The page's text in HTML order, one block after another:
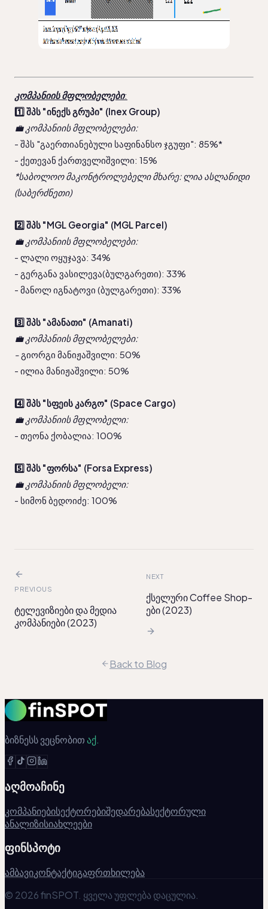
კომპანიის მფლობელები:
1️⃣ შპს "ინექს გრუპი" (Inex Group)
💼 კომპანიის მფლობელები:
- შპს "გაერთიანებული საფინანსო ჯგუფი": 85%*
- ქეთევან ქართველიშვილი: 15%
*საბოლოო მაკონტროლებელი მხარე: ლია ასლანიდი
(საბერძნეთი)
2️⃣ შპს "MGL Georgia" (MGL Parcel)
💼 კომპანიის მფლობელები:
- ლალი ოყუჯავა: 34%
- გერგანა ვასილევა(ბულგარეთი): 33%
- მანოლ იგნატოვი (ბულგარეთი): 33%
3️⃣ შპს "ამანათი" (Amanati)
💼 კომპანიის მფლობელები:
- გიორგი მანიჟაშვილი: 50%
- ილია მანიჟაშვილი: 50%
4️⃣ შპს "სფეის კარგო" (Space Cargo)
💼 კომპანიის მფლობელი:
- თეონა ქობალია: 100%
5️⃣ შპს "ფორსა" (Forsa Express)
💼 კომპანიის მფლობელი:
- სიმონ ბედოიძე: 100%
PREVIOUS
ტელევიზიები და მედია
კომპანიები (2023)
NEXT
ქსელური Coffee Shop-
ები (2023)
Back to Blog
ბიზნესს ვეცნობითაქ.
აღმოაჩინე
კომპანიებისექტორებიშედარებასექტორული
ანალიზისიახლეები
ფინსპოტი
ამბავიკონტაქტიგაფრთხილება
© 2026 finSPOT. ყველა უფლება დაცულია.